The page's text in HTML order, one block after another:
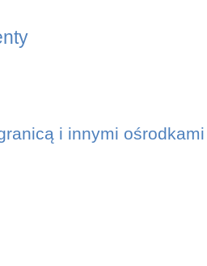
i innymi ośrodkami